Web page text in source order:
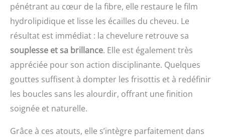
pénétrant au cœur de la fibre, elle restaure le film
hydrolipidique et lisse les écailles du cheveu. Le
résultat est immédiat : la chevelure retrouve sa
souplesse et sa brillance. Elle est également très
appréciée pour son action disciplinante. Quelques
gouttes suffisent à dompter les frisottis et à redéfinir
les boucles sans les alourdir, offrant une finition
soignée et naturelle.
Grâce à ces atouts, elle s’intègre parfaitement dans